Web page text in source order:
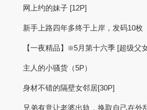
网上约的妹子 [12P]
新手上路四年多终于上岸，发码10枚
【一夜精品】❇️5月第十六季 [超级父
主人的小骚货（5P）
身材不错的隔壁女邻居[30P]
兄弟有意让老婆出轨，换取自己在外